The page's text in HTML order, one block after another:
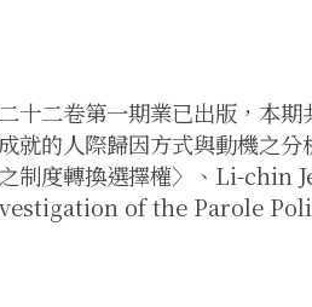
十二卷第一期業已出版，本期
就的人際歸因方式與動機之分
制度轉換選擇權〉、Li-chin
of the Parole